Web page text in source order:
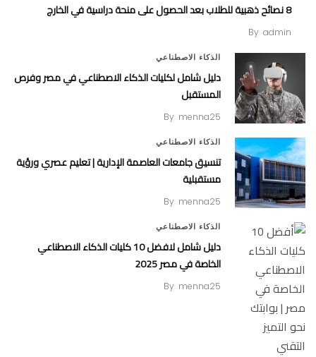
8 نصائح ذهبية للطلاب بعد الحصول على منحة دراسية في الخارج
By admin
الذكاء الاصطناعي
دليل شامل لكليات الذكاء الاصطناعي في مصر وفرص
المستقبل
By menna25
الذكاء الاصطناعي
تنسيق جامعات العاصمة الإدارية | تعليم عصري ورؤية
مستقبلية
By menna25
الذكاء الاصطناعي
دليل شامل لافضل 10 كليات الذكاء الاصطناعي
الخاصة في مصر 2025
By menna25